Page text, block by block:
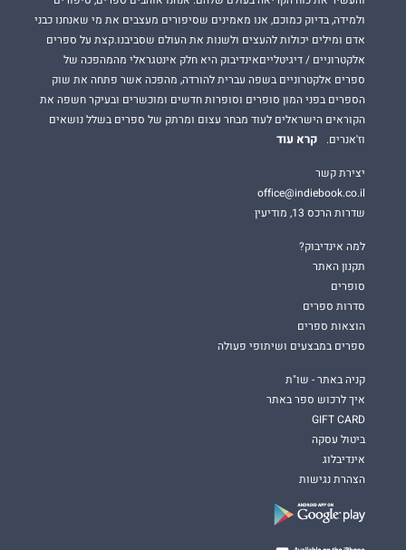
לילי ווייט היא מחברת רבי־מכר רבים ועבודתה זוכה להכרה ולאהדה
בקרב קוראים בעולם, שהפכו לקאלט מעריצים המכורים לכתיבתה
המבריקה והסקסית.
דבר עורכת האתר:
לווייט יש יכולת פנומנלית לכבוש ולסחוף מן הרגע הראשון,
ממש כמו במותחן שלפנינו, מותחן מענג, סוחף ומותח.
ולמידה, בדיוק כמוכם, אנו מאמינים שסיפורים מעצבים את מי שאנחנו כבני
אדם ומילים יכולות להעצים ולשנות את העולם שסביבנו.קצת על ספרים
אלקטרוניים / דיגיטלייםאינדיבוק היא חלק אינטגראלי מהמהפכה של
ספרים אלקטרוניים בשפה עברית להורדה, מהפכה אשר פתחה את שוק
הספרים בפני המון סופרים וסופרות חדשים ומוכשרים ובעיקר חשפה את
הקוראים הישראלים לעוד מבחר עצום ומרתק של ספרים בשלל נושאים
וז'אנרים.
קרא עוד
יצירת קשר
office@indiebook.co.il
שדרות הרכס 13, מודיעין
למה אינדיבוק?
תקנון האתר
סופרים
סדרות ספרים
הוצאות ספרים
ספרים במבצעים ושיתופי פעולה
קניה באתר - שו"ת
איך לרכוש ספר באתר
GIFT CARD
ביטול עסקה
אינדיבלוג
הצהרת נגישות